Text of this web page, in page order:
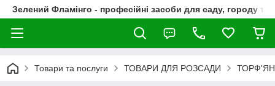
Зелений Фламінго - професійні засоби для саду, городу та
Товари та послуги ТОВАРИ ДЛЯ РОЗСАДИ